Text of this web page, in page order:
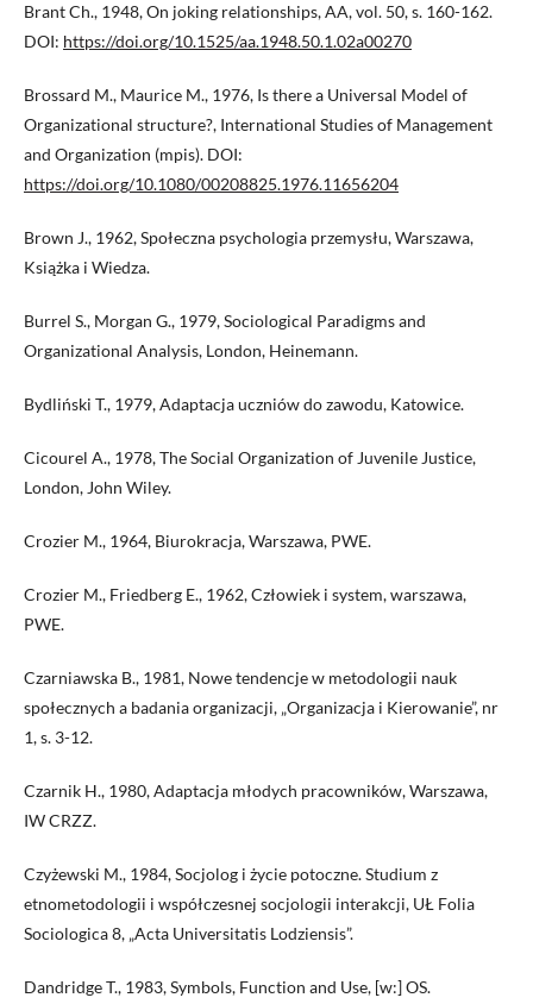
Brant Ch., 1948, On joking relationships, AA, vol. 50, s. 160-162.
DOI: https://doi.org/10.1525/aa.1948.50.1.02a00270
Brossard M., Maurice M., 1976, Is there a Universal Model of
Organizational structure?, International Studies of Management
and Organization (mpis). DOI:
https://doi.org/10.1080/00208825.1976.11656204
Brown J., 1962, Społeczna psychologia przemysłu, Warszawa,
Książka i Wiedza.
Burrel S., Morgan G., 1979, Sociological Paradigms and
Organizational Analysis, London, Heinemann.
Bydliński T., 1979, Adaptacja uczniów do zawodu, Katowice.
Cicourel A., 1978, The Social Organization of Juvenile Justice,
London, John Wiley.
Crozier M., 1964, Biurokracja, Warszawa, PWE.
Crozier M., Friedberg E., 1962, Człowiek i system, warszawa,
PWE.
Czarniawska B., 1981, Nowe tendencje w metodologii nauk
społecznych a badania organizacji, „Organizacja i Kierowanie”, nr
1, s. 3-12.
Czarnik H., 1980, Adaptacja młodych pracowników, Warszawa,
IW CRZZ.
Czyżewski M., 1984, Socjolog i życie potoczne. Studium z
etnometodologii i współczesnej socjologii interakcji, UŁ Folia
Sociologica 8, „Acta Universitatis Lodziensis”.
Dandridge T., 1983, Symbols, Function and Use, [w:] OS.